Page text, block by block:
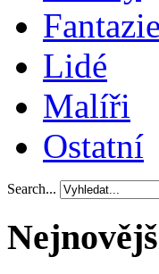
Fantazie
Lidé
Malíři
Ostatní
Search...